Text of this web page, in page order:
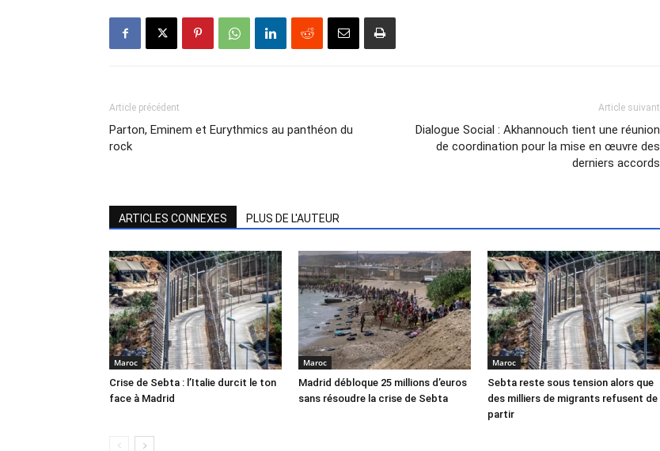
Article précédent
Parton, Eminem et Eurythmics au panthéon du
rock
Article suivant
Dialogue Social : Akhannouch tient une réunion
de coordination pour la mise en œuvre des
derniers accords
ARTICLES CONNEXES PLUS DE L'AUTEUR
Maroc
Crise de Sebta : l’Italie durcit le ton
face à Madrid
Maroc
Madrid débloque 25 millions d’euros
sans résoudre la crise de Sebta
Maroc
Sebta reste sous tension alors que
des milliers de migrants refusent de
partir